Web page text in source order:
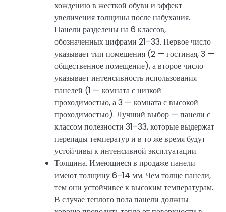
хождению в жесткой обуви и эффект
увеличения толщины после набухания.
Панели разделены на 6 классов,
обозначенных цифрами 21–33. Первое число
указывает тип помещения (2 — гостиная, 3 —
общественное помещение), а второе число
указывает интенсивность использования
панелей (1 — комната с низкой
проходимостью, а 3 — комната с высокой
проходимостью). Лучший выбор — панели с
классом полезности 31–33, которые выдержат
перепады температур и в то же время будут
устойчивы к интенсивной эксплуатации.
Толщина. Имеющиеся в продаже панели
имеют толщину 6–14 мм. Чем толще панели,
тем они устойчивее к высоким температурам.
В случае теплого пола панели должны